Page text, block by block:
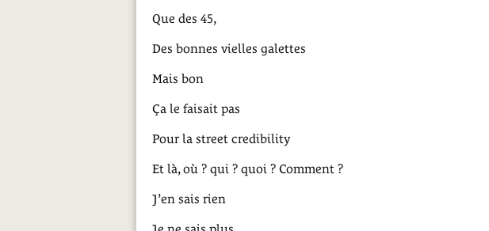
Que des 45,
Des bonnes vielles galettes
Mais bon
Ça le faisait pas
Pour la street credibility
Et là, où ? qui ? quoi ? Comment ?
J’en sais rien